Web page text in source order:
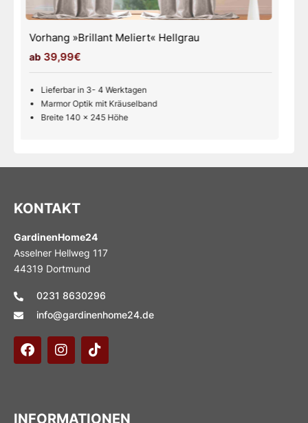
Vorhang »Brillant Meliert« Weiß
39,99€
Lieferbar in 3- 4 Werktagen
Marmor Optik mit Kräuselband
Breite 140 x 245 Höhe
KONTAKT
GardinenHome24
Asselner Hellweg 117
44319 Dortmund
0231 8630296
info@gardinenhome24.de
INFORMATIONEN